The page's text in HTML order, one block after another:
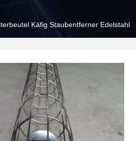
Käfig Staubentferner Edelstahl